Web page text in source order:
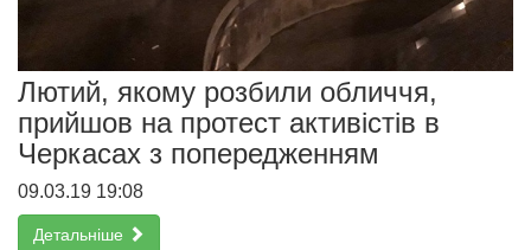
Лютий, якому розбили обличчя,
прийшов на протест активістів в
Черкасах з попередженням
09.03.19 19:08
Детальніше